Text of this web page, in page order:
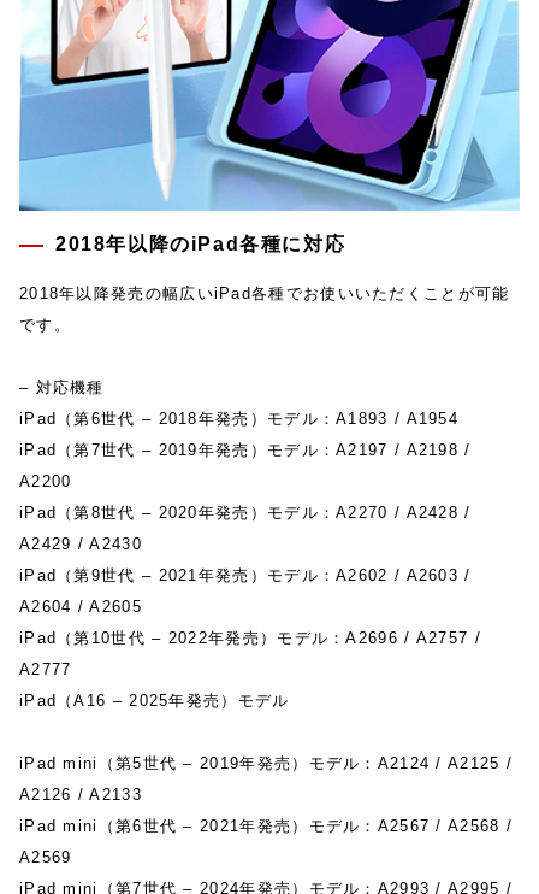
2018年以降のiPad各種に対応
2018年以降発売の幅広いiPad各種でお使いいただくことが可能
です。
– 対応機種
iPad（第6世代 – 2018年発売）モデル：A1893 / A1954
iPad（第7世代 – 2019年発売）モデル：A2197 / A2198 /
A2200
iPad（第8世代 – 2020年発売）モデル：A2270 / A2428 /
A2429 / A2430
iPad（第9世代 – 2021年発売）モデル：A2602 / A2603 /
A2604 / A2605
iPad（第10世代 – 2022年発売）モデル：A2696 / A2757 /
A2777
iPad（A16 – 2025年発売）モデル
iPad mini（第5世代 – 2019年発売）モデル：A2124 / A2125 /
A2126 / A2133
iPad mini（第6世代 – 2021年発売）モデル：A2567 / A2568 /
A2569
iPad mini（第7世代 – 2024年発売）モデル：A2993 / A2995 /